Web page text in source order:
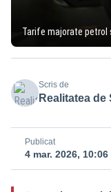
Tarife majorate petrol
Scris de
Realitatea de
Publicat
4 mar. 2026, 10:06